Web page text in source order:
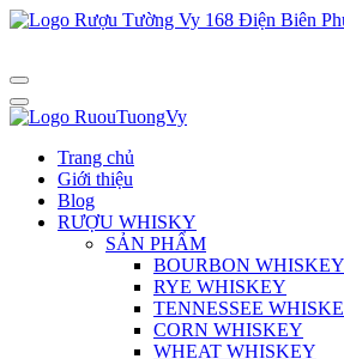
Trang chủ
Giới thiệu
Blog
RƯỢU WHISKY
SẢN PHẨM
BOURBON WHISKEY
RYE WHISKEY
TENNESSEE
CORN WHISKEY
WHEAT WHISKEY